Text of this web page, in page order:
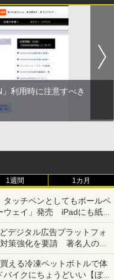
利用時に注意すべき
1週間 1カ月
ッチペンとしてもボールペ
ウェイ」発売 iPadにも紙に
デジタル広告プラットフォ
策強化を要請 著名人の写
対策として
える冷凍ペットボトルで体
イクにちょうどいい【ぼっ